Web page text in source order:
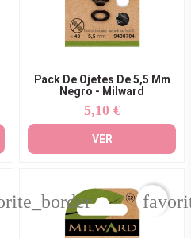
Pack De Ojetes De 5,5 Mm
Negro - Milward
Precio
5,10 €
VER